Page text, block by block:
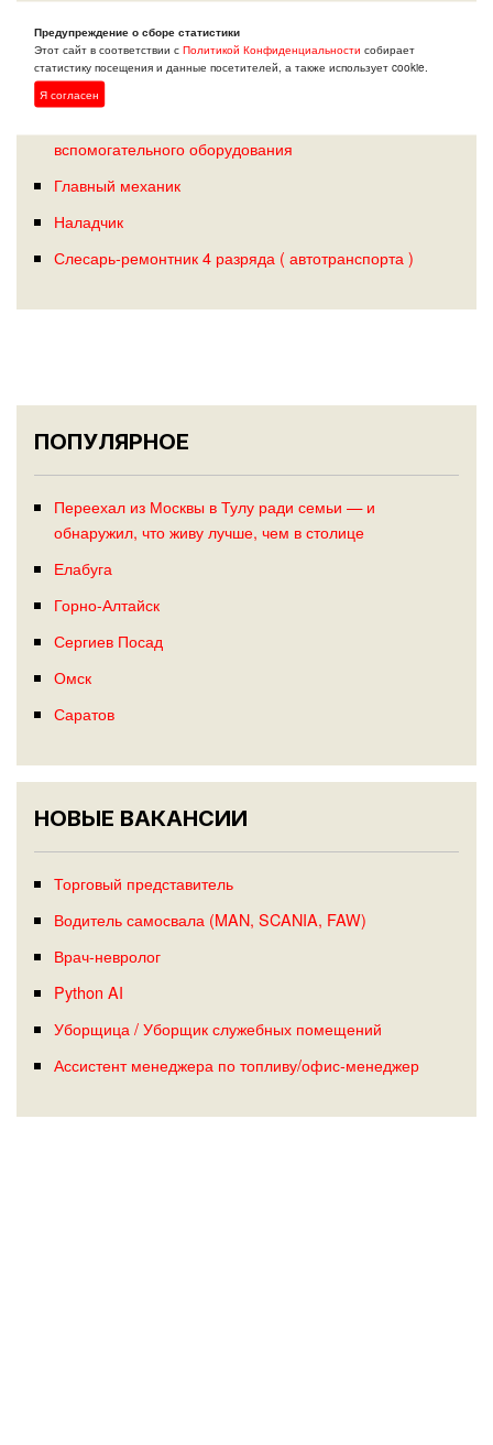
Наладчик ТПА
Механик
вспомогательного оборудования
Главный механик
Наладчик
Слесарь-ремонтник 4 разряда ( автотранспорта )
ПОПУЛЯРНОЕ
Переехал из Москвы в Тулу ради семьи — и
обнаружил, что живу лучше, чем в столице
Елабуга
Горно-Алтайск
Сергиев Посад
Омск
Саратов
НОВЫЕ ВАКАНСИИ
Торговый представитель
Водитель самосвала (MAN, SCANIA, FAW)
Врач-невролог
Python AI
Уборщица / Уборщик служебных помещений
Ассистент менеджера по топливу/офис-менеджер
Предупреждение о сборе статистики
Этот сайт в соответствии сПолитикой Конфиденциальности собирает
статистику посещения и данные посетителей, а также использует cookie.
Я согласен